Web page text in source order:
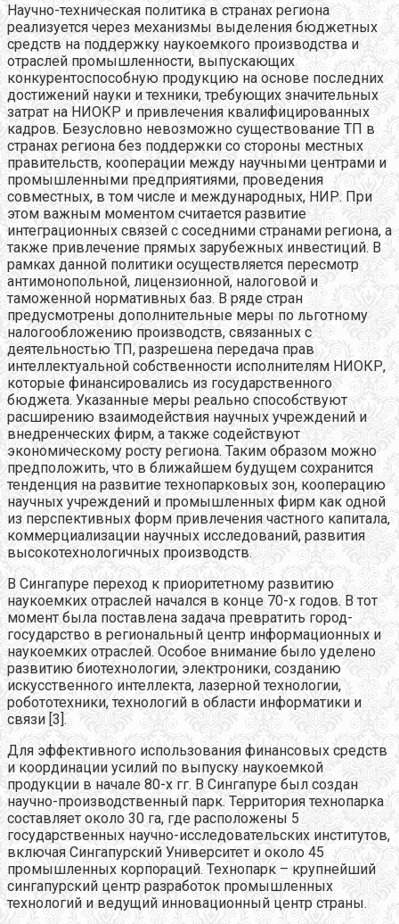
Научно-техническая политика в странах региона
реализуется через механизмы выделения бюджетных
средств на поддержку наукоемкого производства и
отраслей промышленности, выпускающих
конкурентоспособную продукцию на основе последних
достижений науки и техники, требующих значительных
затрат на НИОКР и привлечения квалифицированных
кадров. Безусловно невозможно существование ТП в
странах региона без поддержки со стороны местных
правительств, кооперации между научными центрами и
промышленными предприятиями, проведения
совместных, в том числе и международных, НИР. При
этом важным моментом считается развитие
интеграционных связей с соседними странами региона, а
также привлечение прямых зарубежных инвестиций. В
рамках данной политики осуществляется пересмотр
антимонопольной, лицензионной, налоговой и
таможенной нормативных баз. В ряде стран
предусмотрены дополнительные меры по льготному
налогообложению производств, связанных с
деятельностью ТП, разрешена передача прав
интеллектуальной собственности исполнителям НИОКР,
которые финансировались из государственного
бюджета. Указанные меры реально способствуют
расширению взаимодействия научных учреждений и
внедренческих фирм, а также содействуют
экономическому росту региона. Таким образом можно
предположить, что в ближайшем будущем сохранится
тенденция на развитие технопарковых зон, кооперацию
научных учреждений и промышленных фирм как одной
из перспективных форм привлечения частного капитала,
коммерциализации научных исследований, развития
высокотехнологичных производств.
В Сингапуре переход к приоритетному развитию
наукоемких отраслей начался в конце 70-х годов. В тот
момент была поставлена задача превратить город-
государство в региональный центр информационных и
наукоемких отраслей. Особое внимание было уделено
развитию биотехнологии, электроники, созданию
искусственного интеллекта, лазерной технологии,
робототехники, технологий в области информатики и
связи [3].
Для эффективного использования финансовых средств
и координации усилий по выпуску наукоемкой
продукции в начале 80-х гг. В Сингапуре был создан
научно-производственный парк. Территория технопарка
составляет около 30 га, где расположены 5
государственных научно-исследовательских институтов,
включая Сингапурский Университет и около 45
промышленных корпораций. Технопарк – крупнейший
сингапурский центр разработок промышленных
технологий и ведущий инновационный центр страны.